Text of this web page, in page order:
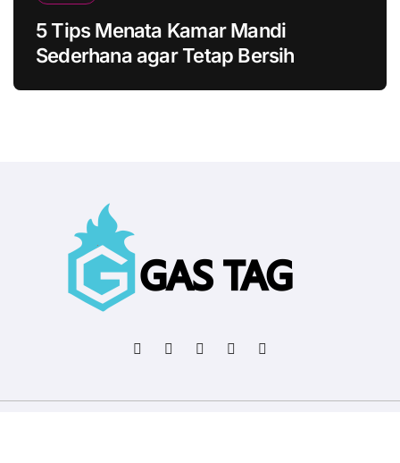
5 Tips Menata Kamar Mandi
Sederhana agar Tetap Bersih